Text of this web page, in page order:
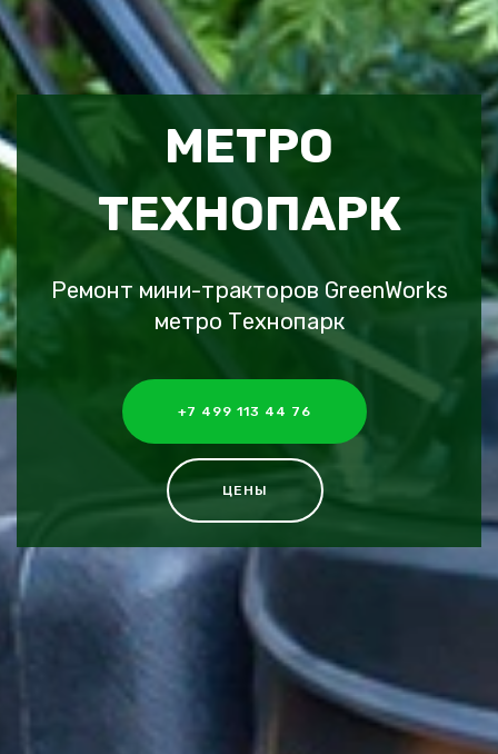
МЕТРО
ТЕХНОПАРК
Ремонт мини-тракторов GreenWorks
метро Технопарк
+7 499 113 44 76
ЦЕНЫ